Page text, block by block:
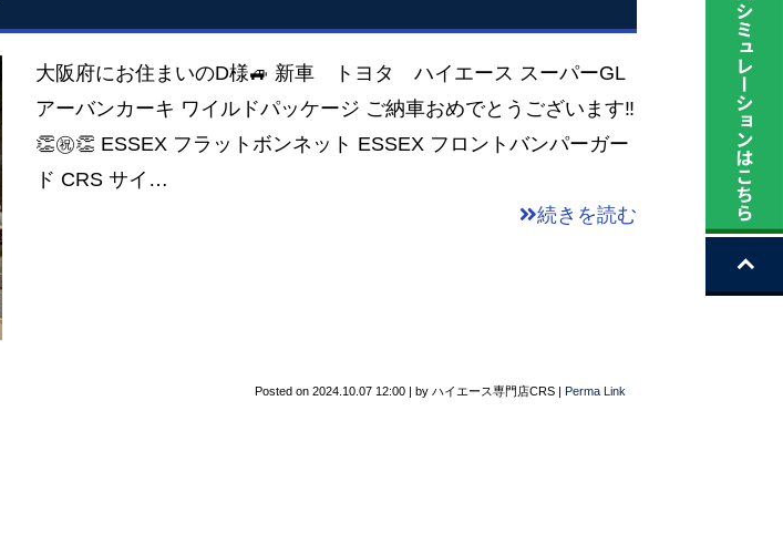
大阪府にお住まいのD様🚙 新車 トヨタ ハイエース スーパーGL
アーバンカーキ ワイルドパッケージ ご納車おめでとうございます‼
👏㊗👏 ESSEX フラットボンネット ESSEX フロントバンパーガー
ド CRS サイ…
続きを読む
Posted on 2024.10.07 12:00 | by ハイエース専門店CRS | Perma Link